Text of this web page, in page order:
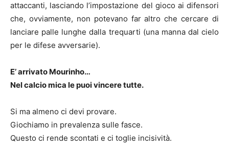
attaccanti, lasciando l’impostazione del gioco ai difensori
che, ovviamente, non potevano far altro che cercare di
lanciare palle lunghe dalla trequarti (una manna dal cielo
per le difese avversarie).
E’ arrivato Mourinho…
Nel calcio mica le puoi vincere tutte.
Si ma almeno ci devi provare.
Giochiamo in prevalenza sulle fasce.
Questo ci rende scontati e ci toglie incisività.